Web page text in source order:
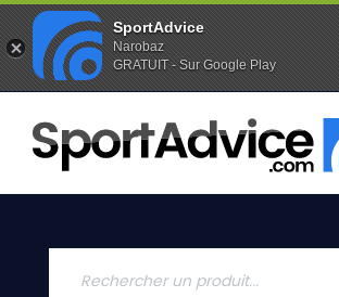
Favoris (0) Alertes (0)
ACCUEIL
SKIS
2020
SportAdvice
Narobaz
GRATUIT - Sur Google Play